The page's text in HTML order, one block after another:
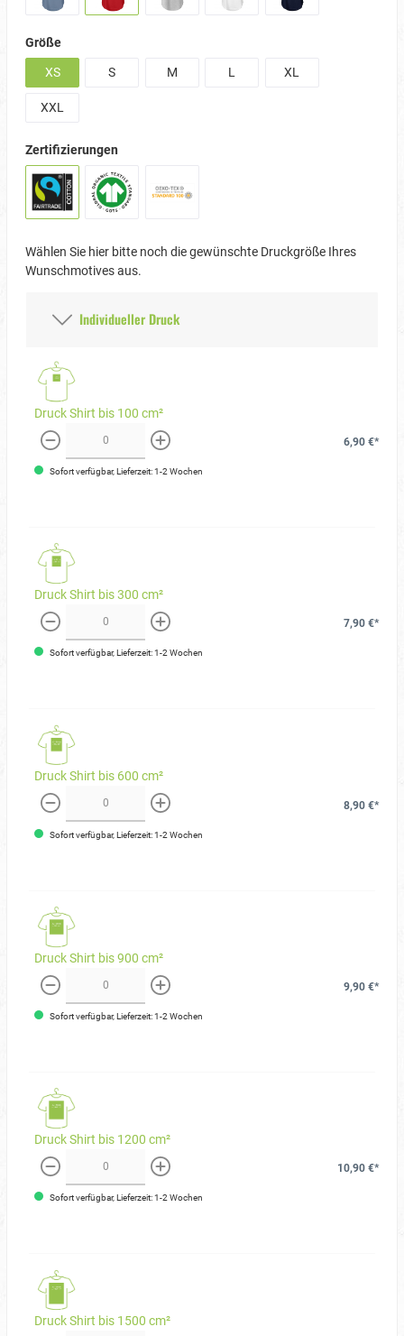
Größe
XS
S M L XL
XXL
Zertifizierungen
Wählen Sie hier bitte noch die gewünschte Druckgröße Ihres
Wunschmotives aus.
Individueller Druck
Druck Shirt bis 100 cm²
weniger mehr
6,90 €*
Sofort verfügbar, Lieferzeit: 1-2 Wochen
Druck Shirt bis 300 cm²
weniger mehr
7,90 €*
Sofort verfügbar, Lieferzeit: 1-2 Wochen
Druck Shirt bis 600 cm²
weniger mehr
8,90 €*
Sofort verfügbar, Lieferzeit: 1-2 Wochen
Druck Shirt bis 900 cm²
weniger mehr
9,90 €*
Sofort verfügbar, Lieferzeit: 1-2 Wochen
Druck Shirt bis 1200 cm²
weniger mehr
10,90 €*
Sofort verfügbar, Lieferzeit: 1-2 Wochen
Druck Shirt bis 1500 cm²